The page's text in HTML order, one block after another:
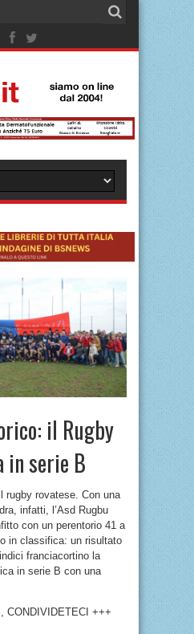
il Rugby
in serie B
rugby rovatese. Con una
infatti, l’Asd Rugbu
con un perentorio 41 a
in classifica: un risultato
franciacortino la
in serie B con una
CONDIVIDETECI +++